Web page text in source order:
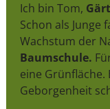
Ich bin Tom,
Schon als Junge
Wachstum der
Baumschule.
eine
Geborgenheit